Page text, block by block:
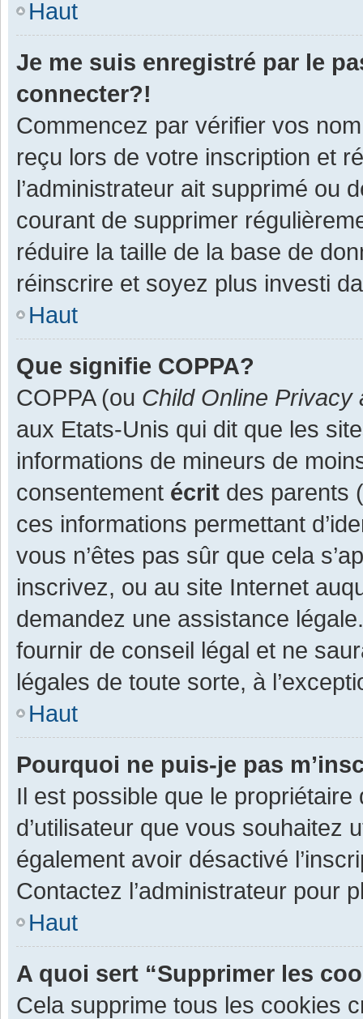
Haut
Je me suis enregistré par le
connecter?!
Commencez par vérifier vos
reçu lors de votre inscription et
l’administrateur ait supprimé ou
courant de supprimer
réduire la taille de la base de
réinscrire et soyez plus investi
Haut
Que signifie COPPA?
COPPA (ou Child Online Privacy
aux Etats-Unis qui dit que les
informations de mineurs de
consentement écrit des parents
ces informations permettant
vous n’êtes pas sûr que cela
inscrivez, ou au site Internet
demandez une assistance
fournir de conseil légal et ne
légales de toute sorte, à
Haut
Pourquoi ne puis-je pas
Il est possible que le
d’utilisateur que vous souhaitez
également avoir désactivé
Contactez l’administrateur pour
Haut
A quoi sert “Supprimer les
Cela supprime tous les cookies